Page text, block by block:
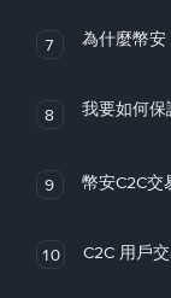
7 為什麼幣安
8 我要如何保
9 幣安C2C交
10 C2C 用戶